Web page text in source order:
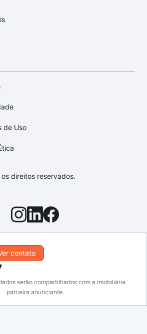
contato
serão compartilhados com a imobiliária
parceira anunciante.
de Uso
direitos reservados.